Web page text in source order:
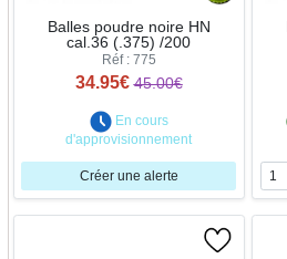
Balles poudre noire HN
cal.36 (.375) /200
Réf : 775
34.95€ 45.00€
En cours
d'approvisionnement
Créer une alerte